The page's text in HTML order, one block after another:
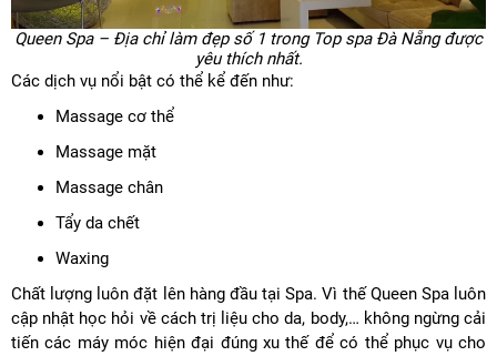
Queen Spa – Địa chỉ làm đẹp số 1 trong Top spa Đà Nẵng được
yêu thích nhất.
Các dịch vụ nổi bật có thể kể đến như:
Massage cơ thể
Massage mặt
Massage chân
Tẩy da chết
Waxing
Chất lượng luôn đặt lên hàng đầu tại Spa. Vì thế Queen Spa luôn
cập nhật học hỏi về cách trị liệu cho da, body,… không ngừng cải
tiến các máy móc hiện đại đúng xu thế để có thể phục vụ cho